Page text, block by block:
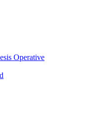
Operative